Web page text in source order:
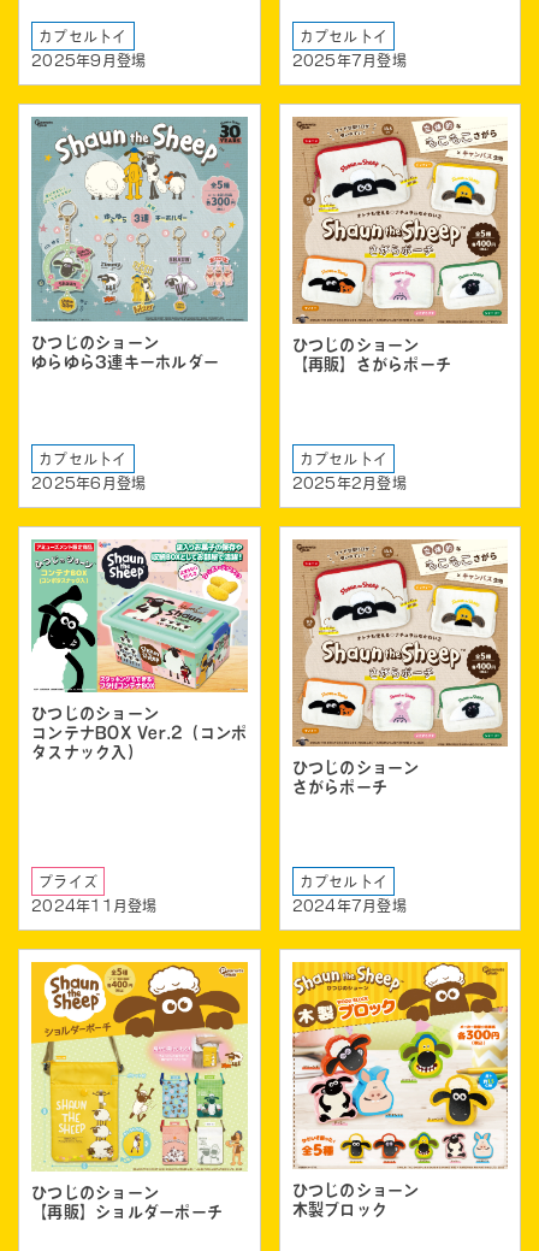
カプセルトイ
2025年9月登場
カプセルトイ
2025年7月登場
ひつじのショーン
ゆらゆら3連キーホルダー
カプセルトイ
2025年6月登場
ひつじのショーン
【再販】さがらポーチ
カプセルトイ
2025年2月登場
ひつじのショーン
コンテナBOX Ver.2（コンポ
タスナック入）
プライズ
2024年11月登場
ひつじのショーン
さがらポーチ
カプセルトイ
2024年7月登場
ひつじのショーン
【再販】ショルダーポーチ
ひつじのショーン
木製ブロック